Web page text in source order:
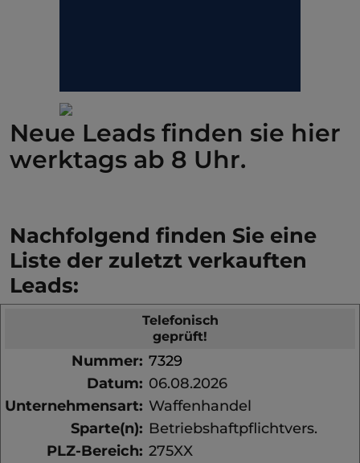
Neue Leads finden sie hier
werktags ab 8 Uhr.
Nachfolgend finden Sie eine
Liste der zuletzt verkauften
Leads:
Telefonisch
geprüft!
Nummer: 7329
Datum: 06.08.2026
Unternehmensart: Waffenhandel
Sparte(n): Betriebshaftpflichtvers.
PLZ-Bereich: 275XX